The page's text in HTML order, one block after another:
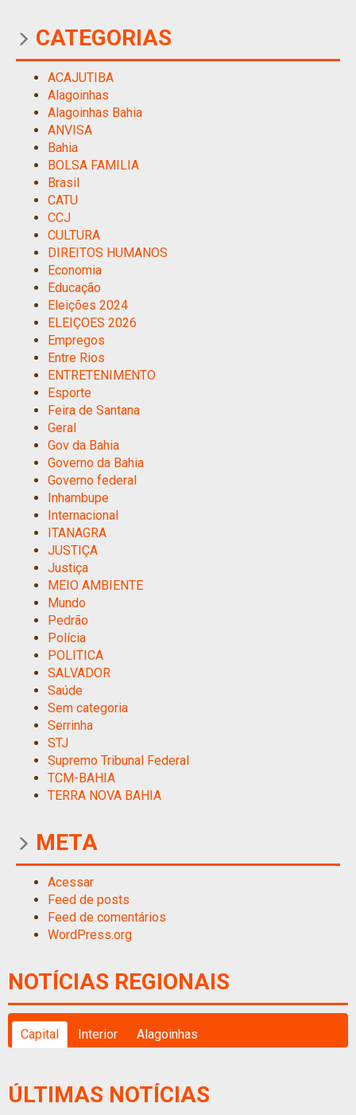
CATEGORIAS
ACAJUTIBA
Alagoinhas
Alagoinhas Bahia
ANVISA
Bahia
BOLSA FAMILIA
Brasil
CATU
CCJ
CULTURA
DIREITOS HUMANOS
Economia
Educação
Eleições 2024
ELEIÇOES 2026
Empregos
Entre Rios
ENTRETENIMENTO
Esporte
Feira de Santana
Geral
Gov da Bahia
Governo da Bahia
Governo federal
Inhambupe
Internacional
ITANAGRA
JUSTIÇA
Justiça
MEIO AMBIENTE
Mundo
Pedrão
Polícia
POLITICA
SALVADOR
Saúde
Sem categoria
Serrinha
STJ
Supremo Tribunal Federal
TCM-BAHIA
TERRA NOVA BAHIA
META
Acessar
Feed de posts
Feed de comentários
WordPress.org
NOTÍCIAS REGIONAIS
Capital Interior Alagoinhas
ÚLTIMAS NOTÍCIAS